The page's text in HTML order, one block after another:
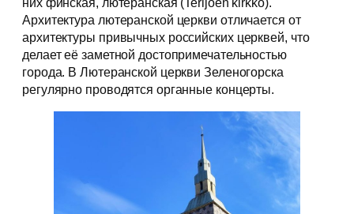
Архитектура лютеранской церкви отличается от
архитектуры привычных российских церквей, что
делает её заметной достопримечательностью
города. В Лютеранской церкви Зеленогорска
регулярно проводятся органные концерты.